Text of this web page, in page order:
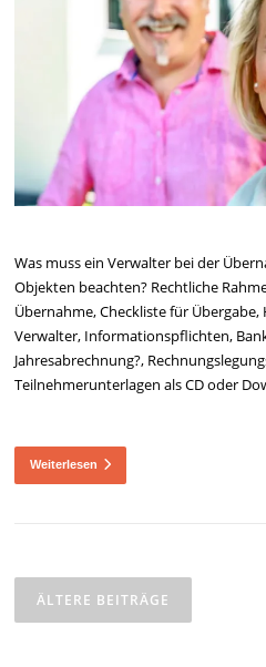
Was muss ein Verwalter bei der
Objekten beachten? Rechtliche
Übernahme, Checkliste für
Verwalter, Informationspflichten,
Jahresabrechnung?,
Teilnehmerunterlagen als CD oder
Weiterlesen
Beitragsnavigation
ÄLTERE BEITRÄGE